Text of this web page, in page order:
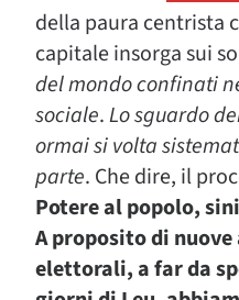
della paura centrista
capitale insorga sui
del mondoconfinati
sociale.Lo sguardo
ormai si volta
parte. Che dire, il
Potere al popolo,
A proposito di
elettorali, a far da